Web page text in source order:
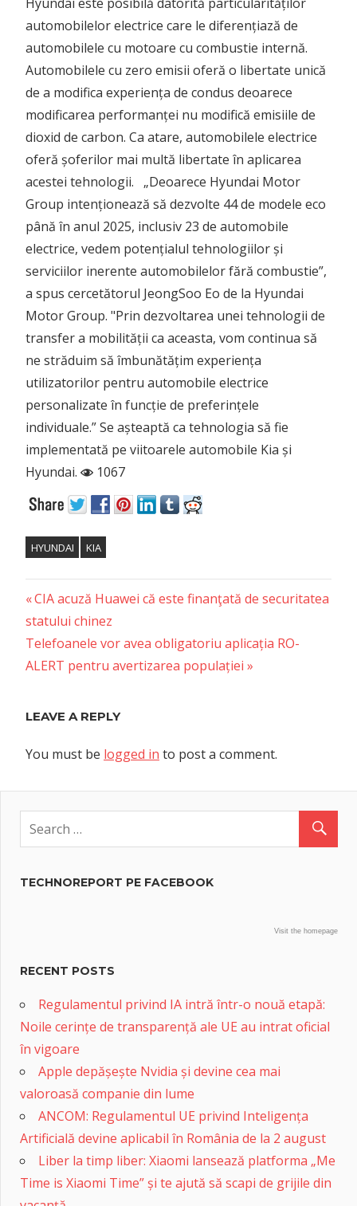
automobilelor electrice care le diferențiază de
automobilele cu motoare cu combustie internă.
Automobilele cu zero emisii oferă o libertate unică
de a modifica experiența de condus deoarece
modificarea performanței nu modifică emisiile de
dioxid de carbon. Ca atare, automobilele electrice
oferă șoferilor mai multă libertate în aplicarea
acestei tehnologii. „Deoarece Hyundai Motor
Group intenționează să dezvolte 44 de modele eco
până în anul 2025, inclusiv 23 de automobile
electrice, vedem potențialul tehnologiilor și
serviciilor inerente automobilelor fără combustie”,
a spus cercetătorul JeongSoo Eo de la Hyundai
Motor Group. "Prin dezvoltarea unei tehnologii de
transfer a mobilității ca aceasta, vom continua să
ne străduim să îmbunătățim experiența
utilizatorilor pentru automobile electrice
personalizate în funcție de preferințele
individuale.” Se așteaptă ca tehnologia să fie
implementată pe viitoarele automobile Kia și
Hyundai.
1067
HYUNDAI KIA
Post
navigation
Previous
Post:
CIA acuză Huawei că este finanţată de securitatea
statului chinez
Next
Post:
Telefoanele vor avea obligatoriu aplicația RO-
ALERT pentru avertizarea populației
LEAVE A REPLY
You must be logged in to post a comment.
TECHNOREPORT PE FACEBOOK
Visit the homepage
RECENT POSTS
Regulamentul privind IA intră într-o nouă etapă:
Noile cerințe de transparență ale UE au intrat oficial
în vigoare
Apple depășește Nvidia și devine cea mai
valoroasă companie din lume
ANCOM: Regulamentul UE privind Inteligența
Artificială devine aplicabil în România de la 2 august
Liber la timp liber: Xiaomi lansează platforma „Me
Time is Xiaomi Time” și te ajută să scapi de grijile din